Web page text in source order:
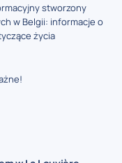
stworzony
w Belgii: informacje o
życia